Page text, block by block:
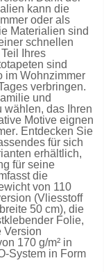
kann die
oder als
Materialien sind
schnellen
Ihres
sind
im Wohnzimmer
verbringen.
und
wählen, das Ihren
Motive eignen
. Entdecken Sie
für sich
erhältlich,
für seine
die
von 110
(Vliesstoff
50 cm), die
Folie,
Version
170 g/m² in
System in Form